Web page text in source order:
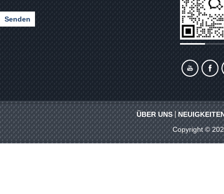
Senden
ÜBER UNS
Copyright ©